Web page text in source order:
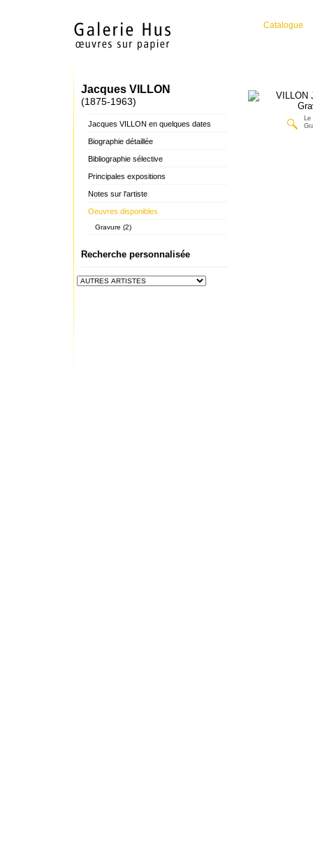
Catalogue
Jacques VILLON
(1875-1963)
Jacques VILLON en quelques dates
Biographie détaillée
Bibliographie sélective
Principales expositions
Notes sur l'artiste
Oeuvres disponibles
Gravure (2)
Recherche personnalisée
Le